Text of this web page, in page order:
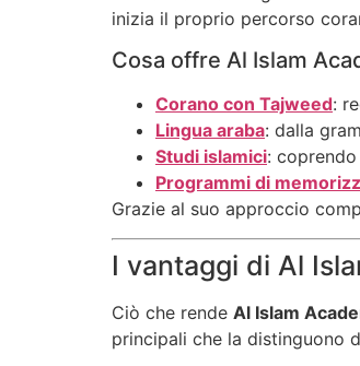
inizia il proprio percorso
Cosa offre Al Islam
Corano con Tajweed:
Lingua araba: dalla
Studi islamici:
Programmi di
Grazie al suo approccio
I vantaggi di Al
Ciò che rende Al Islam
principali che la distinguono